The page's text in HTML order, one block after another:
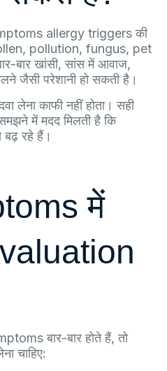
allergy triggers की
pollution, fungus, pet
बार खांसी, सांस में आवाज,
जैसी परेशानी हो सकती है।
लेना काफी नहीं होता। सही
में मदद मिलती है कि
रहे हैं।
में
बार-बार होते हैं, तो
चाहिए: